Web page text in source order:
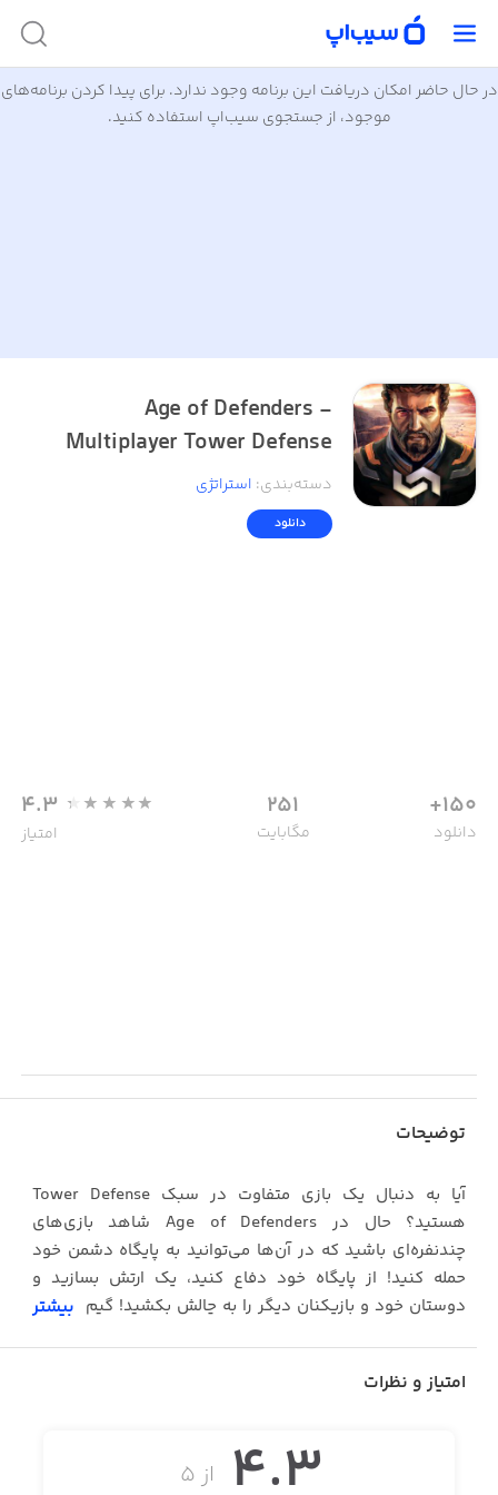
در حال حاضر امکان دریافت این برنامه وجود ندارد. برای پیدا کردن برنامه‌های
موجود، از جستجوی سیب‌اپ استفاده کنید.
Age of Defenders -
Multiplayer Tower Defense
دسته‌بندی: استراتژی
دانلود
150+
دانلود
251
مگابایت
4.3
امتیاز
توضیحات
آیا به دنبال یک بازی متفاوت در سبک Tower Defense
هستید؟ حال در Age of Defenders شاهد بازی‌های
چندنفره‌ای باشید که در آن‌ها می‌توانید به پایگاه دشمن خود
حمله کنید! از پایگاه خود دفاع کنید، یک ارتش بسازید و
دوستان خود و بازیکنان دیگر را به چالش بکشید! گیم‌پلی این
شاید حوصله بازی‌های چندنفره را نداشته باشید. در این صورت
نام رایدان وابسته است. شما نقش جوزف را دارید؛ قهرمانی که
در این دنیا به جستجو پرداخته و با شورشگران می‌جنگد.
بیشتر
امتیاز و نظرات
از ۵ 4.3